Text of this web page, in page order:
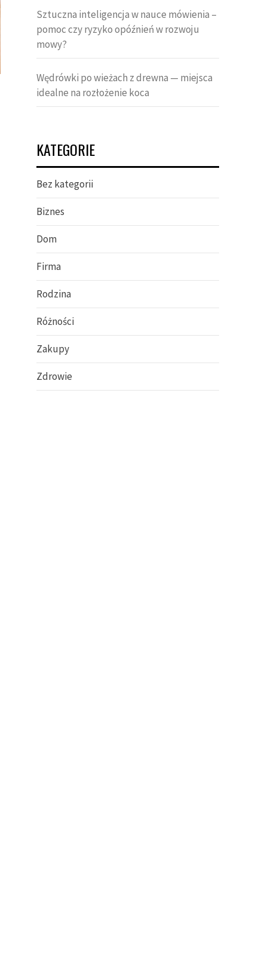
Sztuczna inteligencja w nauce mówienia –
pomoc czy ryzyko opóźnień w rozwoju
mowy?
Wędrówki po wieżach z drewna — miejsca
idealne na rozłożenie koca
KATEGORIE
Bez kategorii
Biznes
Dom
Firma
Rodzina
Różności
Zakupy
Zdrowie